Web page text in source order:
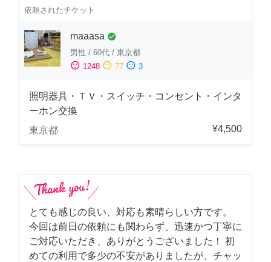
依頼されたチケット
maaasa check_circle
男性 / 60代 / 東京都
sentiment_satisfied 1248 sentiment_neutral 77 sentiment_dissatisfied 3
照明器具・ＴＶ・スイッチ・コンセント・インタ
ーホン交換
東京都
¥4,500
とても感じの良い、対応も素晴らしい方です。
今回は前日の依頼にも関わらず、迅速かつ丁寧に
ご対応いただき、ありがとうございました！ 初
めての利用で多少の不安がありましたが、チャッ